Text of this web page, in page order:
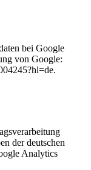
bei Google
von Google:
der deutschen
Analytics